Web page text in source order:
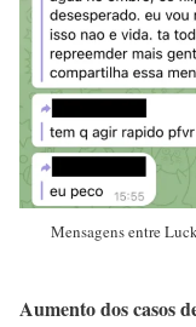
Mensagens entre
Aumento dos casos